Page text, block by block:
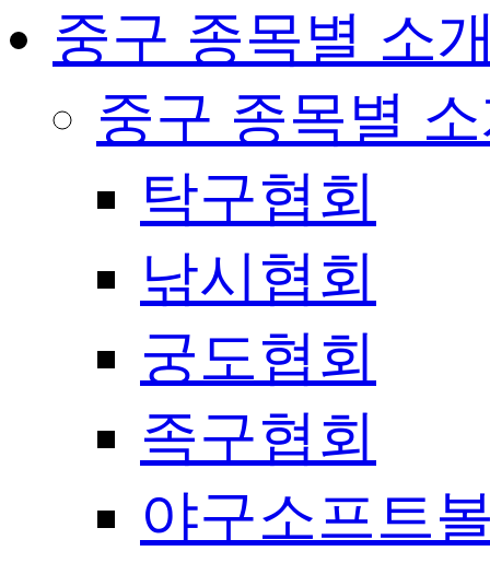
중구 종목별 소
중구 종목별
탁구협회
낚시협회
궁도협회
족구협회
야구소프트